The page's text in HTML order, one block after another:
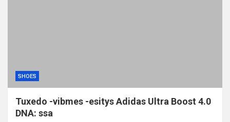
SHOES
Tuxedo -vibmes -esitys Adidas Ultra Boost 4.0
DNA: ssa